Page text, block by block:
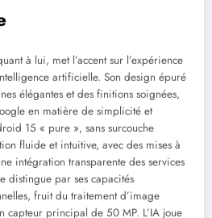
à lui, met l’accent sur l’expérience
artificielle. Son design épuré
élégantes et des finitions soignées,
en matière de simplicité et
15 « pure », sans surcouche
fluide et intuitive, avec des mises à
intégration transparente des services
distingue par ses capacités
fruit du traitement d’image
capteur principal de 50 MP. L’IA joue